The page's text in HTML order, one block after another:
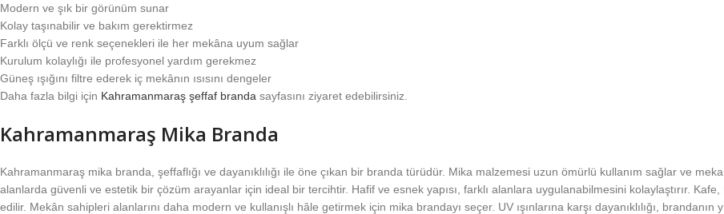
Modern ve şık bir görünüm sunar
Kolay taşınabilir ve bakım gerektirmez
Farklı ölçü ve renk seçenekleri ile her mekâna uyum sağlar
Kurulum kolaylığı ile profesyonel yardım gerekmez
Güneş ışığını filtre ederek iç mekânın ısısını dengeler
Daha fazla bilgi için Kahramanmaraş şeffaf branda sayfasını ziyaret edebilirsiniz.
Kahramanmaraş Mika Branda
Kahramanmaraş mika branda, şeffaflığı ve dayanıklılığı ile öne çıkan bir branda türüdür. Mika malzemesi uzun ömürlü kullanım sağlar ve
alanlarda güvenli ve estetik bir çözüm arayanlar için ideal bir tercihtir. Hafif ve esnek yapısı, farklı alanlara uygulanabilmesini kolaylaştırır.
edilir. Mekân sahipleri alanlarını daha modern ve kullanışlı hâle getirmek için mika brandayı seçer. UV ışınlarına karşı dayanıklılığı, brandanın